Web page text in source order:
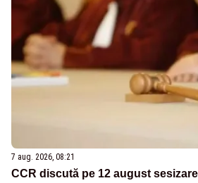
7 aug. 2026, 08:21
CCR discută pe 12 august